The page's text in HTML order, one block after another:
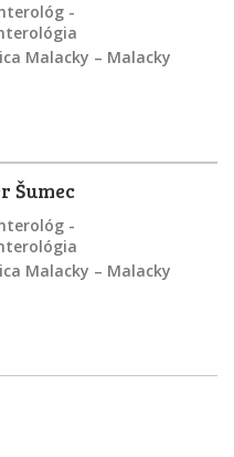
-
Malacky – Malacky
Šumec
-
Malacky – Malacky